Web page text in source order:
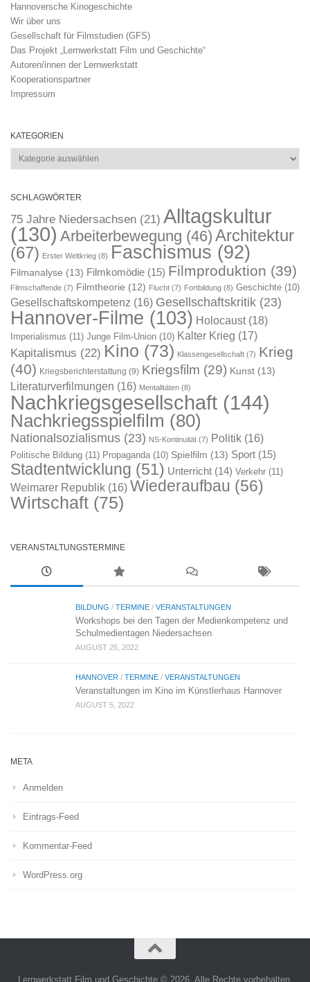
Hannoversche Kinogeschichte
Wir über uns
Gesellschaft für Filmstudien (GFS)
Das Projekt „Lernwerkstatt Film und Geschichte“
Autoren/innen der Lernwerkstatt
Kooperationspartner
Impressum
KATEGORIEN
Kategorien
SCHLAGWÖRTER
75 Jahre Niedersachsen (21) Alltagskultur
(130) Arbeiterbewegung (46) Architektur
(67) Erster Weltkrieg (8) Faschismus (92)
Filmanalyse (13) Filmkomödie (15) Filmproduktion (39)
Filmschaffende (7) Filmtheorie (12) Flucht (7) Fortbildung (8) Geschichte (10)
Gesellschaftskompetenz (16) Gesellschaftskritik (23)
Hannover-Filme (103) Holocaust(18)
Imperialismus (11) Junge Film-Union (10) Kalter Krieg (17)
Kapitalismus (22) Kino (73) Klassengesellschaft (7) Krieg
(40) Kriegsberichterstattung (9) Kriegsfilm (29) Kunst (13)
Literaturverfilmungen (16) Mentalitäten (8)
Nachkriegsgesellschaft (144)
Nachkriegsspielfilm (80)
Nationalsozialismus (23) NS-Kontinuität (7) Politik (16)
Politische Bildung (11) Propaganda (10) Spielfilm (13) Sport (15)
Stadtentwicklung (51) Unterricht (14) Verkehr (11)
Weimarer Republik (16) Wiederaufbau (56)
Wirtschaft (75)
VERANSTALTUNGSTERMINE
BILDUNG / TERMINE / VERANSTALTUNGEN
Workshops bei den Tagen der Medienkompetenz und
Schulmedientagen Niedersachsen
AUGUST 25, 2022
HANNOVER / TERMINE / VERANSTALTUNGEN
Veranstaltungen im Kino im Künstlerhaus Hannover
AUGUST 5, 2022
META
Anmelden
Eintrags-Feed
Kommentar-Feed
WordPress.org
Lernwerkstatt Film und Geschichte © 2026. Alle Rechte vorbehalten.